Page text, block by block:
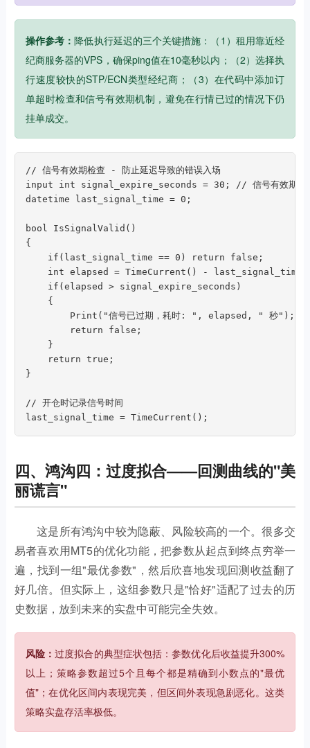
操作参考：降低执行延迟的三个关键措施：（1）租用靠近经
纪商服务器的VPS，确保ping值在10毫秒以内；（2）选择执
行速度较快的STP/ECN类型经纪商；（3）在代码中添加订
单超时检查和信号有效期机制，避免在行情已过的情况下仍
挂单成交。
// 信号有效期检查 - 防止延迟导致的错误入场
input int signal_expire_seconds = 30; // 信号有效期（
datetime last_signal_time = 0;
bool IsSignalValid()
{
    if(last_signal_time == 0) return false;
    int elapsed = TimeCurrent() - last_signal_time;
    if(elapsed > signal_expire_seconds)
    {
        Print("信号已过期，耗时: ", elapsed, " 秒");
        return false;
    }
    return true;
}
// 开仓时记录信号时间
last_signal_time = TimeCurrent();
四、鸿沟四：过度拟合——回测曲线的"美
丽谎言"
这是所有鸿沟中较为隐蔽、风险较高的一个。很多交
易者喜欢用MT5的优化功能，把参数从起点到终点穷举一
遍，找到一组"最优参数"，然后欣喜地发现回测收益翻了
好几倍。但实际上，这组参数只是"恰好"适配了过去的历
史数据，放到未来的实盘中可能完全失效。
风险：过度拟合的典型症状包括：参数优化后收益提升300%
以上；策略参数超过5个且每个都是精确到小数点的"最优
值"；在优化区间内表现完美，但区间外表现急剧恶化。这类
策略实盘存活率极低。